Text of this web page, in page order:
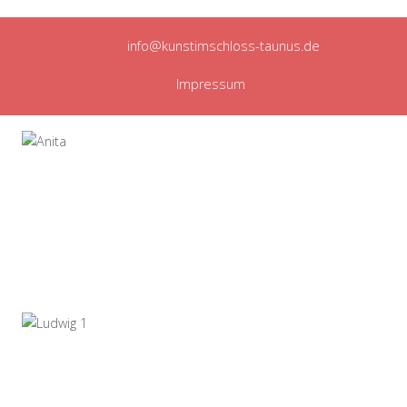
info@kunstimschloss-taunus.de
Impressum